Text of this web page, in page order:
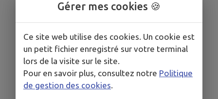
Bordeaux Saint-Macaire. Nous élaborons aussi un
Membre du programme Agri-Confiance, La
Girondaise c'est l'expression de la qualité et le
savoir-faire d'un terroir, devenu la référence des
vins de l’Entre-deux-Mers.
Gérer mes cookies 🍪
Ce site web utilise des cookies. Un cookie est
un petit fichier enregistré sur votre terminal
lors de la visite sur le site.
Pour en savoir plus, consultez notre Politique
de gestion des cookies.